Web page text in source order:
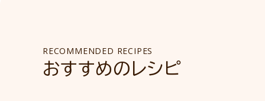
RECOMMENDED RECIPES
おすすめのレシピ